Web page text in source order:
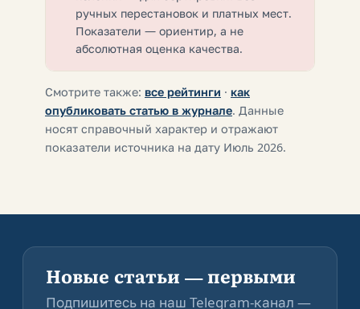
ручных перестановок и платных мест.
Показатели — ориентир, а не
абсолютная оценка качества.
Смотрите также: все рейтинги · как
опубликовать статью в журнале. Данные
носят справочный характер и отражают
показатели источника на дату Июль 2026.
Новые статьи — первыми
Подпишитесь на наш Telegram-канал —